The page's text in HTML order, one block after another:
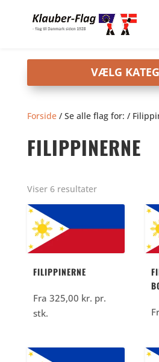
Forside/ Se alle flag for: /
FILIPPINERNE
Viser 6 resultater
FILIPPINERNE
Fra 325,00 kr. pr.
stk.